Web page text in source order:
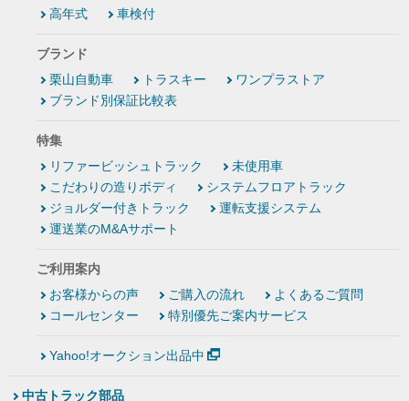
高年式
車検付
ブランド
栗山自動車
トラスキー
ワンプラストア
ブランド別保証比較表
特集
リファービッシュトラック
未使用車
こだわりの造りボディ
システムフロアトラック
ジョルダー付きトラック
運転支援システム
運送業のM&Aサポート
ご利用案内
お客様からの声
ご購入の流れ
よくあるご質問
コールセンター
特別優先ご案内サービス
Yahoo!オークション出品中
中古トラック部品